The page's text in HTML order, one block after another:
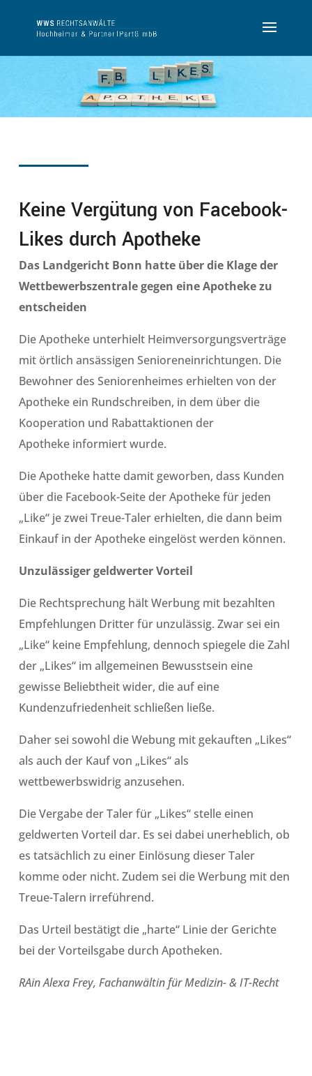
Keine Vergütung von Facebook-
Likes durch Apotheke
Das Landgericht Bonn hatte über die Klage der
Wettbewerbszentrale gegen eine Apotheke zu
entscheiden
Die Apotheke unterhielt Heimversorgungsverträge
mit örtlich ansässigen Senioreneinrichtungen. Die
Bewohner des Seniorenheimes erhielten von der
Apotheke ein Rundschreiben, in dem über die
Kooperation und Rabattaktionen der
Apotheke informiert wurde.
Die Apotheke hatte damit geworben, dass Kunden
über die Facebook-Seite der Apotheke für jeden
„Like“ je zwei Treue-Taler erhielten, die dann beim
Einkauf in der Apotheke eingelöst werden können.
Unzulässiger geldwerter Vorteil
Die Rechtsprechung hält Werbung mit bezahlten
Empfehlungen Dritter für unzulässig. Zwar sei ein
„Like“ keine Empfehlung, dennoch spiegele die Zahl
der „Likes“ im allgemeinen Bewusstsein eine
gewisse Beliebtheit wider, die auf eine
Kundenzufriedenheit schließen ließe.
Daher sei sowohl die Webung mit gekauften „Likes“
als auch der Kauf von „Likes“ als
wettbewerbswidrig anzusehen.
Die Vergabe der Taler für „Likes“ stelle einen
geldwerten Vorteil dar. Es sei dabei unerheblich, ob
es tatsächlich zu einer Einlösung dieser Taler
komme oder nicht. Zudem sei die Werbung mit den
Treue-Talern irreführend.
Das Urteil bestätigt die „harte“ Linie der Gerichte
bei der Vorteilsgabe durch Apotheken.
RAin Alexa Frey, Fachanwältin für Medizin- & IT-Recht